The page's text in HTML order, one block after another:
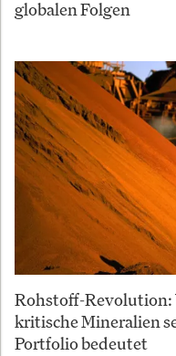
globalen Folgen
Rohstoff-Revolution:
kritische Mineralien
Portfolio bedeutet